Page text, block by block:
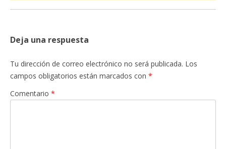
Deja una respuesta
Tu dirección de correo electrónico no será publicada. Los
campos obligatorios están marcados con *
Comentario *